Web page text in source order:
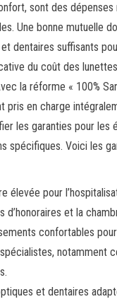
sont des
Une bonne mutuelle
dentaires suffisants
du coût des
la réforme « 100%
pris en charge
les garanties pour les
spécifiques. Voici les
élevée pour
d’honoraires et la
confortables
notamment
et dentaires